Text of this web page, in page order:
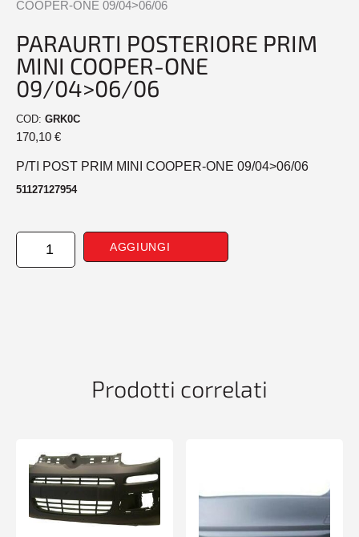
COOPER-ONE 09/04>06/06
PARAURTI POSTERIORE PRIM
MINI COOPER-ONE
09/04>06/06
COD: GRK0C
170,10 €
P/TI POST PRIM MINI COOPER-ONE 09/04>06/06
51127127954
PARAURTI
POSTERIORE
AGGIUNGI
Prodotti correlati